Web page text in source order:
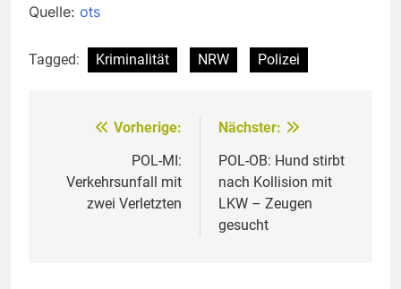
Quelle: ots
Tagged: Kriminalität NRW Polizei
Beitragsnavigation
Vorherige:
POL-MI:
Verkehrsunfall mit
zwei Verletzten
Nächster:
POL-OB: Hund stirbt
nach Kollision mit
LKW – Zeugen
gesucht